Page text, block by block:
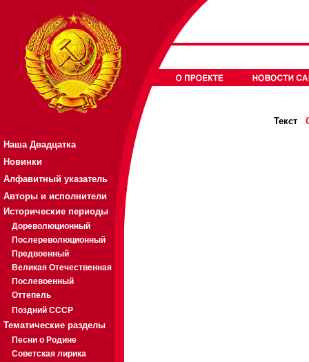
Наша Двадцатка
Новинки
Алфавитный указатель
Авторы и исполнители
Исторические периоды
Дореволюционный
Послереволюционный
Предвоенный
Великая Отечественная
Послевоенный
Оттепель
Поздний СССР
Тематические разделы
Песни о Родине
Советская лирика
Текст